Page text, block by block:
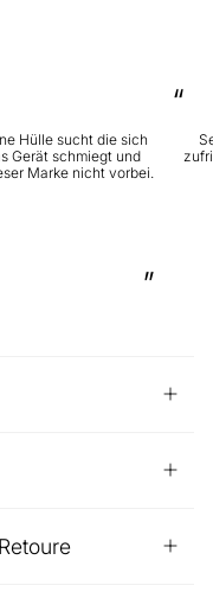
Hülle sucht die sich
Gerät schmiegt und
Marke nicht vorbei.
”
“